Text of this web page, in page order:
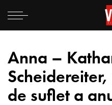
Anna –
de suflet a